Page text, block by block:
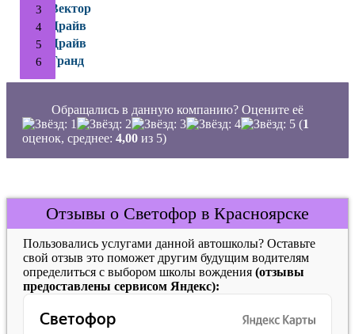
Вектор
Драйв
Драйв
Гранд
Обращались в данную компанию? Оцените её
(1
оценок, среднее: 4,00 из 5)
Отзывы о Светофор в Красноярске
Пользовались услугами данной автошколы? Оставьте
свой отзыв это поможет другим будущим водителям
определиться с выбором школы вождения (отзывы
предоставлены сервисом Яндекс):